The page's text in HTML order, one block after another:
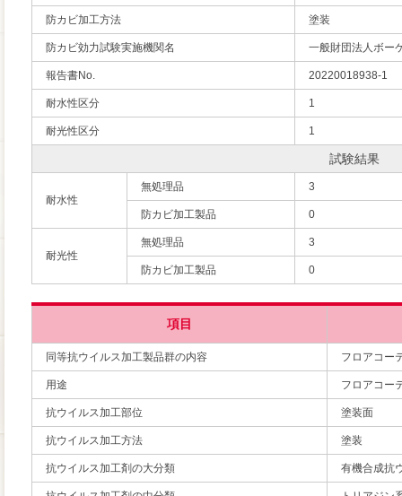
防カビ加工方法 塗装
防カビ効力試験実施機関名 一般財団法人ボー
報告書No. 20220018938-1
耐水性区分 1
耐光性区分 1
試験結果
耐水性
無処理品 3
防カビ加工製品 0
耐光性
無処理品 3
防カビ加工製品 0
項目
同等抗ウイルス加工製品群の内容 フロアコー
用途 フロアコー
抗ウイルス加工部位 塗装面
抗ウイルス加工方法 塗装
抗ウイルス加工剤の大分類 有機合成抗